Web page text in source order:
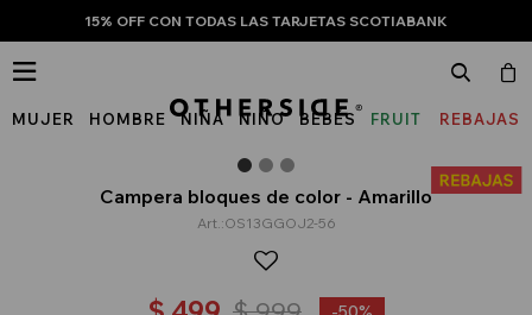
15% OFF CON TODAS LAS TARJETAS SCOTIABANK
MUJER HOMBRE NIÑA NIÑO BEBÉS
FRUIT
THE
REBAJAS

Campera bloques de color - Amarillo
OS13GGOJ2-56